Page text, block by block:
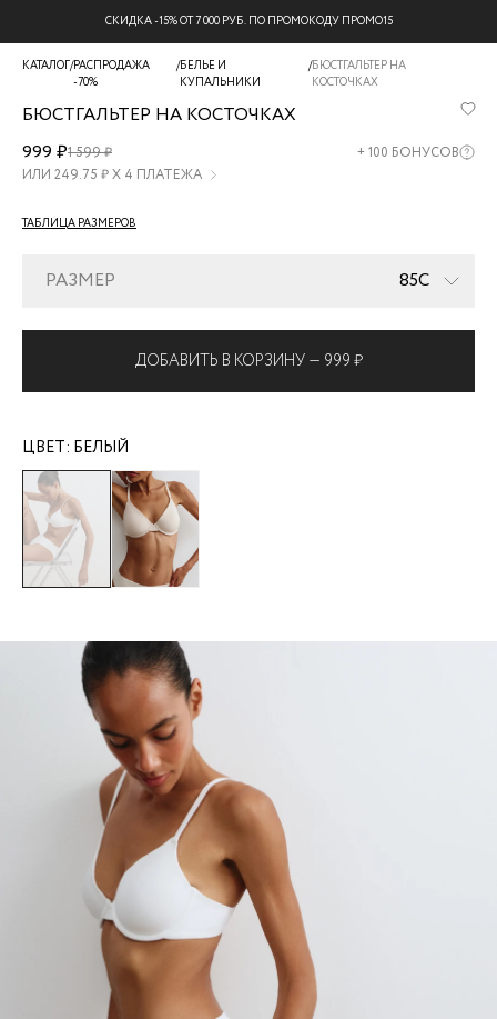
СКИДКА -15% ОТ 7 000 РУБ. ПО ПРОМОКОДУ ПРОМО15
КАТАЛОГ/РАСПРОДАЖА
-70%
/БЕЛЬЕ И
КУПАЛЬНИКИ
/БЮСТГАЛЬТЕР НА
КОСТОЧКАХ
БЮСТГАЛЬТЕР НА КОСТОЧКАХ
ZR2607121912-
1
999 ₽1 599 ₽ +100 БОНУСОВ
ИЛИ 249.75 ₽ Х 4 ПЛАТЕЖА
ТАБЛИЦА РАЗМЕРОВ
РАЗМЕР 85C
ДОБАВИТЬ В КОРЗИНУ — 999 ₽
ЦВЕТ: БЕЛЫЙ